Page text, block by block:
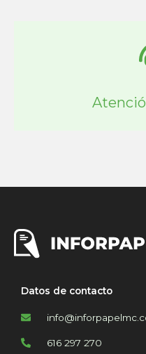
Datos de contacto
616 297 270